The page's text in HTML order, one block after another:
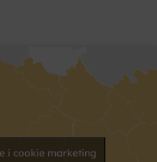
i cookie marketing